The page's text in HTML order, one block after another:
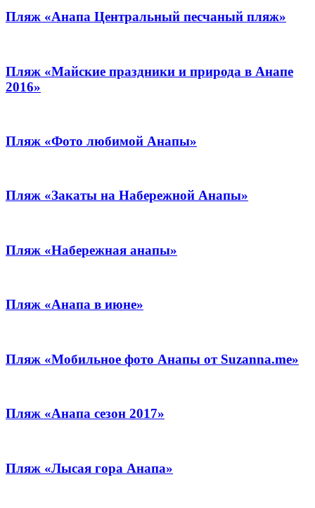
Пляж «Анапа Центральный песчаный пляж»
Пляж «Майские праздники и природа в Анапе
2016»
Пляж «Фото любимой Анапы»
Пляж «Закаты на Набережной Анапы»
Пляж «Набережная анапы»
Пляж «Анапа в июне»
Пляж «Мобильное фото Анапы от Suzanna.me»
Пляж «Анапа сезон 2017»
Пляж «Лысая гора Анапа»